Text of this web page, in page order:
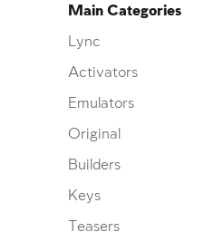
Main Categories
Lync
Activators
Emulators
Original
Builders
Keys
Teasers